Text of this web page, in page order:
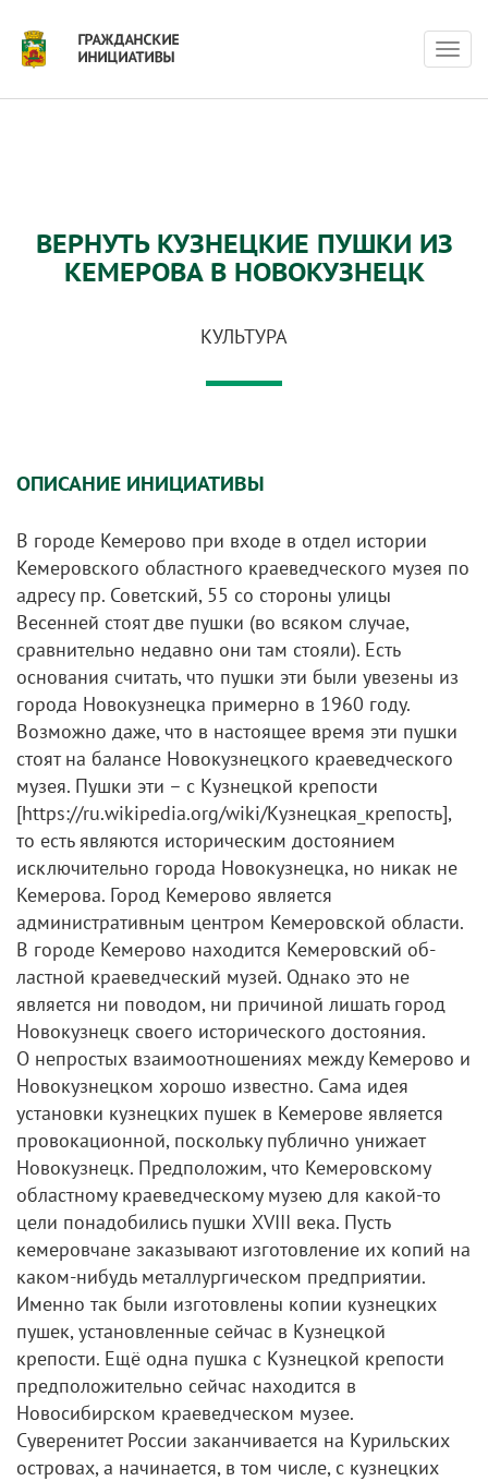
ВЕРНУТЬ КУЗНЕЦКИЕ ПУШКИ ИЗ
КЕМЕРОВА В НОВОКУЗНЕЦК
КУЛЬТУРА
ОПИСАНИЕ ИНИЦИАТИВЫ
В городе Кемерово при входе в отдел истории
Кемеровского областного краеведческого музея по
адресу пр. Советский, 55 со стороны улицы
Весенней стоят две пушки (во всяком случае,
сравнительно недавно они там стояли). Есть
основания считать, что пушки эти были увезены из
города Новокузнецка примерно в 1960 году.
Возможно даже, что в настоящее время эти пушки
стоят на балансе Новокузнецкого краеведческого
музея. Пушки эти – с Кузнецкой крепости
[https://ru.wikipedia.org/wiki/Кузнецкая_крепость],
то есть являются историческим достоянием
исключительно города Новокузнецка, но никак не
Кемерова. Город Кемерово является
административным центром Кемеровской области.
В городе Кемерово находится Кемеровский об-
ластной краеведческий музей. Однако это не
является ни поводом, ни причиной лишать город
Новокузнецк своего исторического достояния.
О непростых взаимоотношениях между Кемерово и
Новокузнецком хорошо известно. Сама идея
установки кузнецких пушек в Кемерове является
провокационной, поскольку публично унижает
Новокузнецк. Предположим, что Кемеровскому
областному краеведческому музею для какой-то
цели понадобились пушки XVIII века. Пусть
кемеровчане заказывают изготовление их копий на
каком-нибудь металлургическом предприятии.
Именно так были изготовлены копии кузнецких
пушек, установленные сейчас в Кузнецкой
крепости. Ещё одна пушка с Кузнецкой крепости
предположительно сейчас находится в
Новосибирском краеведческом музее.
Суверенитет России заканчивается на Курильских
островах, а начинается, в том числе, с кузнецких